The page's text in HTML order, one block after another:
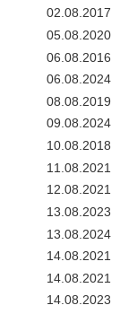
02.08.2017
05.08.2020
06.08.2016
06.08.2024
08.08.2019
09.08.2024
10.08.2018
11.08.2021
12.08.2021
13.08.2023
13.08.2024
14.08.2021
14.08.2021
14.08.2023